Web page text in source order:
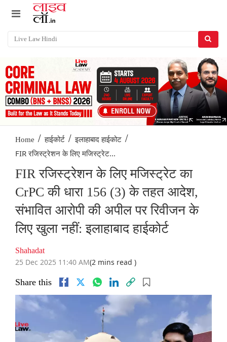
Home / हाईकोर्ट / इलाहाबाद हाईकोट /
FIR रजिस्ट्रेशन के लिए मजिस्ट्रेट...
FIR रजिस्ट्रेशन के लिए मजिस्ट्रेट का
CrPC की धारा 156 (3) के तहत आदेश,
संभावित आरोपी की अपील पर रिवीजन के
लिए खुला नहीं: इलाहाबाद हाईकोर्ट
Shahadat
25 Dec 2025 11:40 AM(2 mins read )
Share this